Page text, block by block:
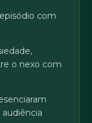
com
o nexo com